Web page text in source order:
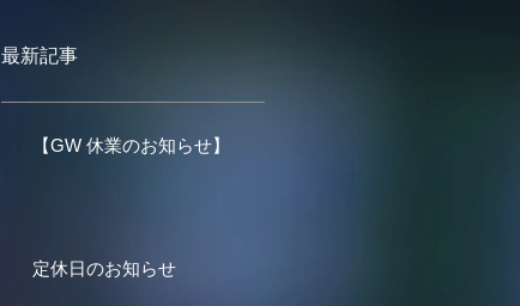
最新記事
【GW 休業のお知らせ】
定休日のお知らせ